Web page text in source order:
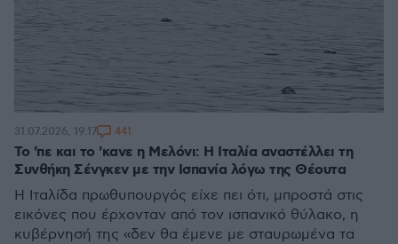
Το 'πε και το 'κανε η Μελόνι: Η Ιταλία αναστέλλει τη
Συνθήκη Σένγκεν με την Ισπανία λόγω της Θέουτα
Η Ιταλίδα πρωθυπουργός είχε πει ότι, μπροστά στις
εικόνες που έρχονταν από τον ισπανικό θύλακο, η
κυβέρνησή της «δεν θα έμενε με σταυρωμένα τα
31.07.2026, 19:17 441